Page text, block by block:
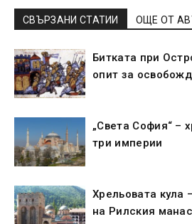
СВЪРЗАНИ СТАТИИ ОЩЕ ОТ
Битката при
опит за
„Света София“ –
три империи
Хрельовата кула
на Рилския